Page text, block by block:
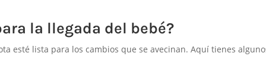
la llegada del bebé?
esté lista para los cambios que se avecinan. Aquí tienes